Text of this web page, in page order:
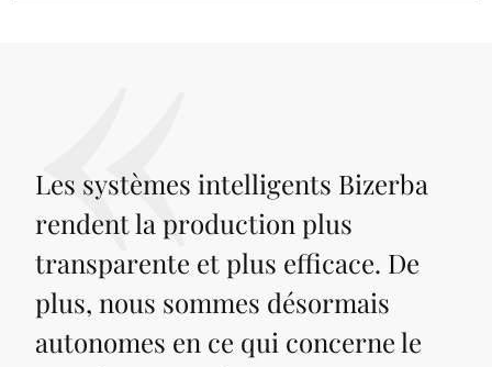
Les systèmes intelligents Bizerba
rendent la production plus
transparente et plus efficace. De
plus, nous sommes désormais
autonomes en ce qui concerne le